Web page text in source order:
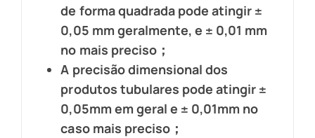
de forma quadrada pode atingir ±
0,05 mm geralmente, e ± 0,01 mm
no mais preciso；
A precisão dimensional dos
produtos tubulares pode atingir ±
0,05mm em geral e ± 0,01mm no
caso mais preciso；